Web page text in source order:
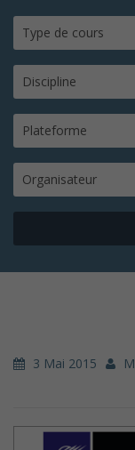
Type de cours
Discipline
Plateforme
Organisateur
3 Mai 2015